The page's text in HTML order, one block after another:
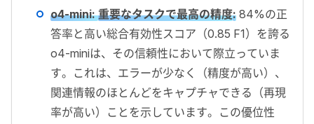
o4-mini:重要なタスクで最高の精度: 84%の正
答率と高い総合有効性スコア（0.85 F1）を誇る
o4-miniは、その信頼性において際立っていま
す。これは、エラーが少なく（精度が高い）、
関連情報のほとんどをキャプチャできる（再現
率が高い）ことを示しています。この優位性